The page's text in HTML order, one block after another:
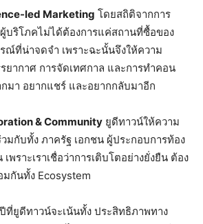
led Marketing โดยสถิติจากการ
บริโภคไม่ได้ต้องการแค่สถานที่ซื้อของ
ณ์ที่น่าจดจำ เพราะฉะนั้นจึงให้ความ
ยากาศ การจัดเทศกาล และการทำคอน
มา อยากแชร์ และอยากกลับมาอีก
& Community ยูดีทาวน์ให้ความ
มกับทั้ง ภาครัฐ เอกชน ผู้ประกอบการท้อง
ราะเราเชื่อว่าการเติบโตอย่างยั่งยืน ต้อง
มกันทั้ง Ecosystem
ที่ยูดีทาวน์จะเน้นทั้ง ประสิทธิภาพทาง